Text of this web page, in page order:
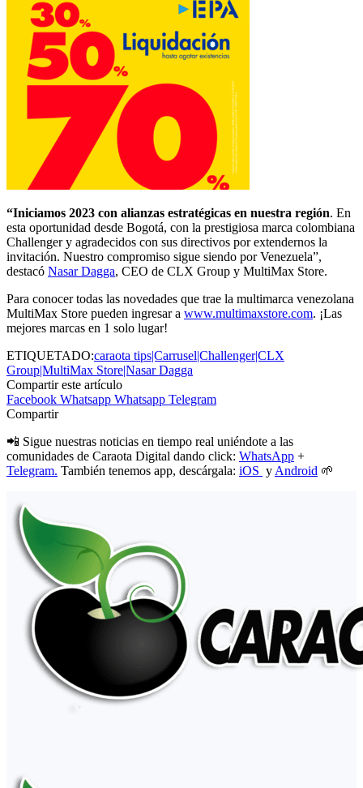
“Iniciamos 2023 con alianzas estratégicas en nuestra región. En
esta oportunidad desde Bogotá, con la prestigiosa marca colombiana
Challenger y agradecidos con sus directivos por extendernos la
invitación. Nuestro compromiso sigue siendo por Venezuela”,
destacó Nasar Dagga, CEO de CLX Group y MultiMax Store.
Para conocer todas las novedades que trae la multimarca venezolana
MultiMax Store pueden ingresar a www.multimaxstore.com. ¡Las
mejores marcas en 1 solo lugar!
ETIQUETADO:caraota tips|Carrusel|Challenger|CLX
Group|MultiMax Store|Nasar Dagga
Compartir este artículo
Facebook Whatsapp Whatsapp Telegram
Compartir
📲 Sigue nuestras noticias en tiempo real uniéndote a las
comunidades de Caraota Digital dando click: WhatsApp +
Telegram. También tenemos app, descárgala: iOS y Android 🌱